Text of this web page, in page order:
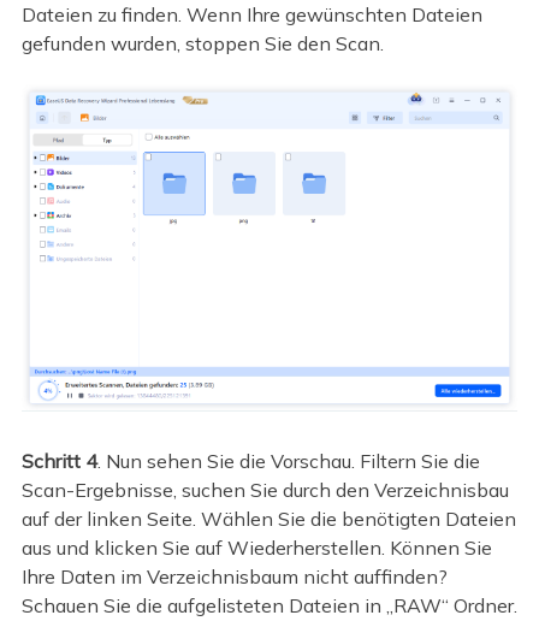
Dateien zu finden. Wenn Ihre gewünschten Dateien
gefunden wurden, stoppen Sie den Scan.
Schritt 4. Nun sehen Sie die Vorschau. Filtern Sie die
Scan-Ergebnisse, suchen Sie durch den Verzeichnisbau
auf der linken Seite. Wählen Sie die benötigten Dateien
aus und klicken Sie auf Wiederherstellen. Können Sie
Ihre Daten im Verzeichnisbaum nicht auffinden?
Schauen Sie die aufgelisteten Dateien in „RAW“ Ordner.